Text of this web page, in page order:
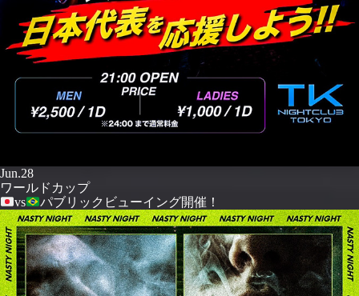
Jun.28
ワールドカップ
vs
パブリックビューイング開催！